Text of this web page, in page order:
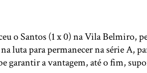
o Santos (1 x 0) na Vila
luta para permanecer na série
a vantagem, até o fim,